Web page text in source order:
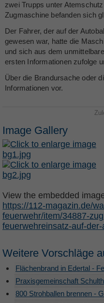
zwei Trupps unter
Zugmaschine befanden sich
Der Fahrer, der auf der
gewesen war, hatte die
und sich aus dem
ersten Informationen zufolge
Über die Brandursache oder
Informationen vor.
Image Gallery
View the embedded
https://112-magazin.de/
feuerwehr/item/34887-
feuerwehreinsatz-auf-
Weitere Vorschläge
Flächenbrand in Edertal -
Praxisgemeinschaft
800 Strohballen brennen -